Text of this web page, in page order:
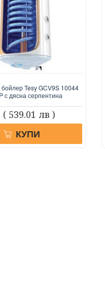
Tesy GCV9S 10044
с дясна серпентина
( 539.01 лв )
КУПИ